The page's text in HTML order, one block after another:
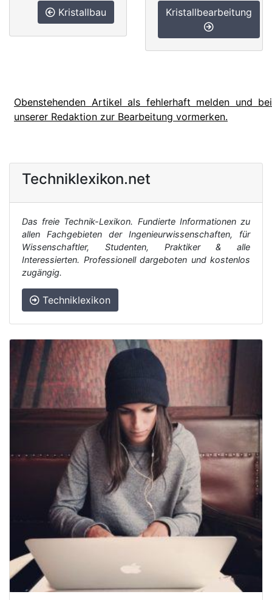
Kristallbau Kristallbearbeitung
Obenstehenden Artikel als fehlerhaft melden und bei
unserer Redaktion zur Bearbeitung vormerken.
Techniklexikon.net
Das freie Technik-Lexikon. Fundierte Informationen zu
allen Fachgebieten der Ingenieurwissenschaften, für
Wissenschaftler, Studenten, Praktiker & alle
Interessierten. Professionell dargeboten und kostenlos
zugängig.
Techniklexikon